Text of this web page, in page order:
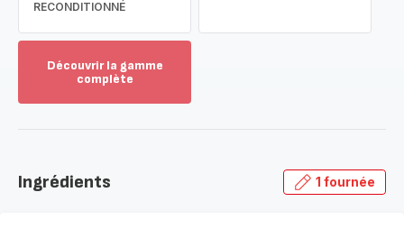
RECONDITIONNÉ
Découvrir la gamme
complète
gamme
Ingrédients 1 fournée